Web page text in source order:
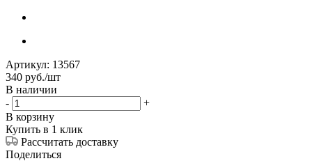
Артикул: 13567
340 руб./шт
В наличии
-
+
В корзину
Купить в 1 клик
Рассчитать доставку
Поделиться